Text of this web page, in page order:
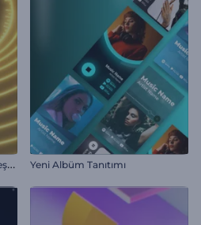
D
algalı Ritimler Müzik Görselleştirici Yeni Albüm Tanıtımı